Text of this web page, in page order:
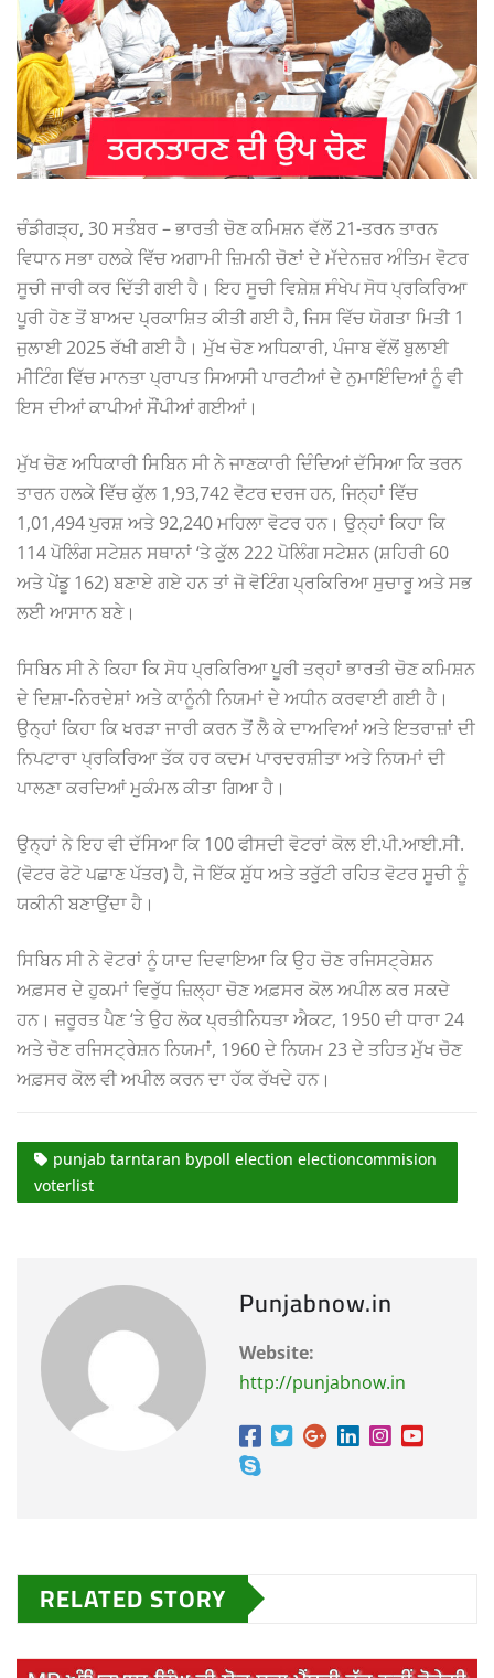
ਚੰਡੀਗੜ੍ਹ, 30 ਸਤੰਬਰ – ਭਾਰਤੀ ਚੋਣ ਕਮਿਸ਼ਨ ਵੱਲੋਂ 21-ਤਰਨ ਤਾਰਨ
ਵਿਧਾਨ ਸਭਾ ਹਲਕੇ ਵਿੱਚ ਅਗਾਮੀ ਜ਼ਿਮਨੀ ਚੋਣਾਂ ਦੇ ਮੱਦੇਨਜ਼ਰ ਅੰਤਿਮ ਵੋਟਰ
ਸੂਚੀ ਜਾਰੀ ਕਰ ਦਿੱਤੀ ਗਈ ਹੈ। ਇਹ ਸੂਚੀ ਵਿਸ਼ੇਸ਼ ਸੰਖੇਪ ਸੋਧ ਪ੍ਰਕਿਰਿਆ
ਪੂਰੀ ਹੋਣ ਤੋਂ ਬਾਅਦ ਪ੍ਰਕਾਸ਼ਿਤ ਕੀਤੀ ਗਈ ਹੈ, ਜਿਸ ਵਿੱਚ ਯੋਗਤਾ ਮਿਤੀ 1
ਜੁਲਾਈ 2025 ਰੱਖੀ ਗਈ ਹੈ। ਮੁੱਖ ਚੋਣ ਅਧਿਕਾਰੀ, ਪੰਜਾਬ ਵੱਲੋਂ ਬੁਲਾਈ
ਮੀਟਿੰਗ ਵਿੱਚ ਮਾਨਤਾ ਪ੍ਰਾਪਤ ਸਿਆਸੀ ਪਾਰਟੀਆਂ ਦੇ ਨੁਮਾਇੰਦਿਆਂ ਨੂੰ ਵੀ
ਇਸ ਦੀਆਂ ਕਾਪੀਆਂ ਸੌਂਪੀਆਂ ਗਈਆਂ।
ਮੁੱਖ ਚੋਣ ਅਧਿਕਾਰੀ ਸਿਬਿਨ ਸੀ ਨੇ ਜਾਣਕਾਰੀ ਦਿੰਦਿਆਂ ਦੱਸਿਆ ਕਿ ਤਰਨ
ਤਾਰਨ ਹਲਕੇ ਵਿੱਚ ਕੁੱਲ 1,93,742 ਵੋਟਰ ਦਰਜ ਹਨ, ਜਿਨ੍ਹਾਂ ਵਿੱਚ
1,01,494 ਪੁਰਸ਼ ਅਤੇ 92,240 ਮਹਿਲਾ ਵੋਟਰ ਹਨ। ਉਨ੍ਹਾਂ ਕਿਹਾ ਕਿ
114 ਪੋਲਿੰਗ ਸਟੇਸ਼ਨ ਸਥਾਨਾਂ ‘ਤੇ ਕੁੱਲ 222 ਪੋਲਿੰਗ ਸਟੇਸ਼ਨ (ਸ਼ਹਿਰੀ 60
ਅਤੇ ਪੇਂਡੂ 162) ਬਣਾਏ ਗਏ ਹਨ ਤਾਂ ਜੋ ਵੋਟਿੰਗ ਪ੍ਰਕਿਰਿਆ ਸੁਚਾਰੂ ਅਤੇ ਸਭ
ਲਈ ਆਸਾਨ ਬਣੇ।
ਸਿਬਿਨ ਸੀ ਨੇ ਕਿਹਾ ਕਿ ਸੋਧ ਪ੍ਰਕਿਰਿਆ ਪੂਰੀ ਤਰ੍ਹਾਂ ਭਾਰਤੀ ਚੋਣ ਕਮਿਸ਼ਨ
ਦੇ ਦਿਸ਼ਾ-ਨਿਰਦੇਸ਼ਾਂ ਅਤੇ ਕਾਨੂੰਨੀ ਨਿਯਮਾਂ ਦੇ ਅਧੀਨ ਕਰਵਾਈ ਗਈ ਹੈ।
ਉਨ੍ਹਾਂ ਕਿਹਾ ਕਿ ਖਰੜਾ ਜਾਰੀ ਕਰਨ ਤੋਂ ਲੈ ਕੇ ਦਾਅਵਿਆਂ ਅਤੇ ਇਤਰਾਜ਼ਾਂ ਦੀ
ਨਿਪਟਾਰਾ ਪ੍ਰਕਿਰਿਆ ਤੱਕ ਹਰ ਕਦਮ ਪਾਰਦਰਸ਼ੀਤਾ ਅਤੇ ਨਿਯਮਾਂ ਦੀ
ਪਾਲਣਾ ਕਰਦਿਆਂ ਮੁਕੰਮਲ ਕੀਤਾ ਗਿਆ ਹੈ।
ਉਨ੍ਹਾਂ ਨੇ ਇਹ ਵੀ ਦੱਸਿਆ ਕਿ 100 ਫੀਸਦੀ ਵੋਟਰਾਂ ਕੋਲ ਈ.ਪੀ.ਆਈ.ਸੀ.
(ਵੋਟਰ ਫੋਟੋ ਪਛਾਣ ਪੱਤਰ) ਹੈ, ਜੋ ਇੱਕ ਸ਼ੁੱਧ ਅਤੇ ਤਰੁੱਟੀ ਰਹਿਤ ਵੋਟਰ ਸੂਚੀ ਨੂੰ
ਯਕੀਨੀ ਬਣਾਉਂਦਾ ਹੈ।
ਸਿਬਿਨ ਸੀ ਨੇ ਵੋਟਰਾਂ ਨੂੰ ਯਾਦ ਦਿਵਾਇਆ ਕਿ ਉਹ ਚੋਣ ਰਜਿਸਟ੍ਰੇਸ਼ਨ
ਅਫ਼ਸਰ ਦੇ ਹੁਕਮਾਂ ਵਿਰੁੱਧ ਜ਼ਿਲ੍ਹਾ ਚੋਣ ਅਫ਼ਸਰ ਕੋਲ ਅਪੀਲ ਕਰ ਸਕਦੇ
ਹਨ। ਜ਼ਰੂਰਤ ਪੈਣ ‘ਤੇ ਉਹ ਲੋਕ ਪ੍ਰਤੀਨਿਧਤਾ ਐਕਟ, 1950 ਦੀ ਧਾਰਾ 24
ਅਤੇ ਚੋਣ ਰਜਿਸਟ੍ਰੇਸ਼ਨ ਨਿਯਮਾਂ, 1960 ਦੇ ਨਿਯਮ 23 ਦੇ ਤਹਿਤ ਮੁੱਖ ਚੋਣ
ਅਫ਼ਸਰ ਕੋਲ ਵੀ ਅਪੀਲ ਕਰਨ ਦਾ ਹੱਕ ਰੱਖਦੇ ਹਨ।
punjab tarntaran bypoll election electioncommision
voterlist
Punjabnow.in
Website:
http://punjabnow.in
RELATED STORY